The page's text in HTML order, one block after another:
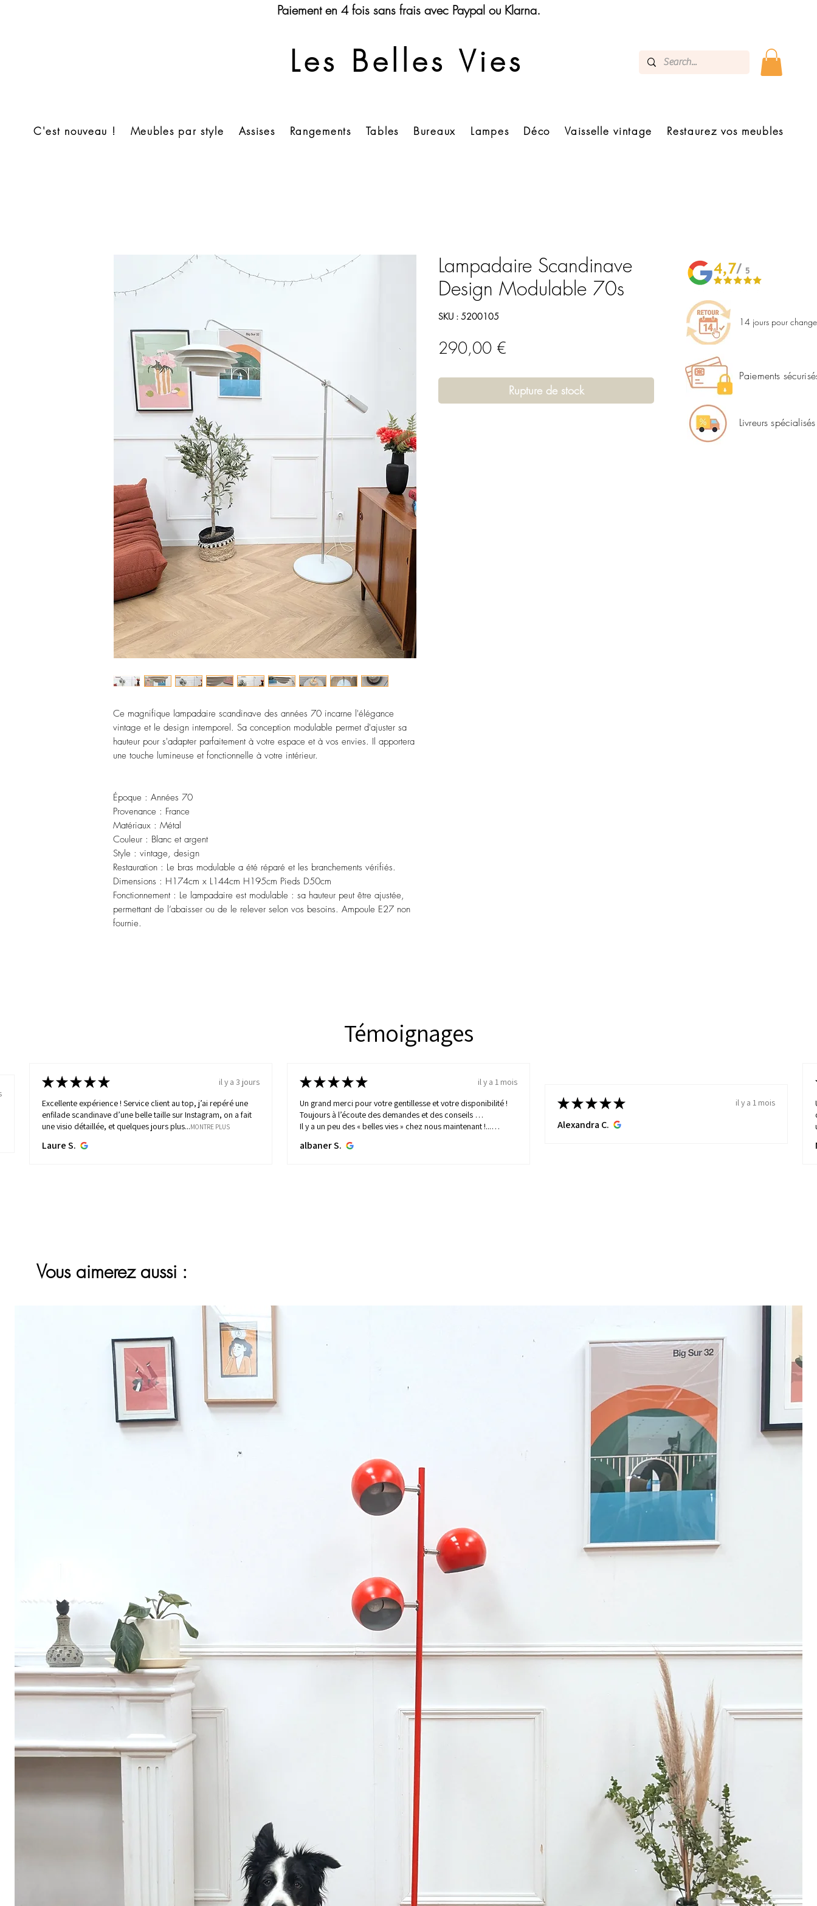
Paiement en 4 fois sans frais avec Paypal ou Klarna.
Les Belles Vies
C'est nouveau ! Meubles par style Assises Rangements Tables Bureaux Lampes Déco Vaisselle vintage Restaurez vos meubles
Témoignages
★★★★★
il y a 3 jours
Excellente expérience ! Service client au top, j’ai repéré une
enfilade scandinave d’une belle taille sur Instagram, on a fait
une visio détaillée, et quelques jours plus...MONTRE PLUS
Laure S.
★★★★★
il y a 1 mois
Un grand merci pour votre gentillesse et votre disponibilité !
Toujours à l’écoute des demandes et des conseils …
Il y a un peu des « belles vies » chez nous maintenant !...
albaner S.
★★★★★ il y a 1 mois
Alexandra C.
Ce magnifique lampadaire scandinave des années 70 incarne l'élégance
vintage et le design intemporel. Sa conception modulable permet d'ajuster sa
hauteur pour s'adapter parfaitement à votre espace et à vos envies. Il apportera
une touche lumineuse et fonctionnelle à votre intérieur.
Époque : Années 70
Provenance : France
Matériaux : Métal
Couleur : Blanc et argent
Style : vintage, design
Restauration : Le bras modulable a été réparé et les branchements vérifiés.
Dimensions : H174cm x L144cm H195cm Pieds D50cm
Fonctionnement : Le lampadaire est modulable : sa hauteur peut être ajustée,
permettant de l’abaisser ou de le relever selon vos besoins. Ampoule E27 non
fournie.
Lampadaire Scandinave
Design Modulable 70s
SKU : 5200105
290,00 €
Rupture de stock
14 jours pour
Paiements
Livreurs spécialisés
Vous aimerez aussi :